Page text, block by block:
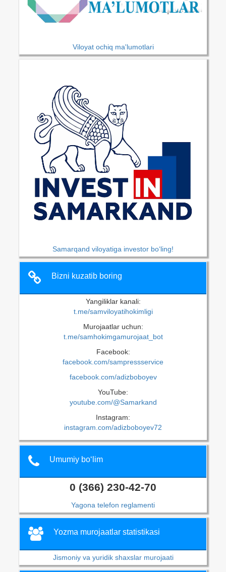
Viloyat ochiq ma'lumotlari
Samarqand viloyatiga investor bo‘ling!
Bizni kuzatib boring
Yangiliklar kanali:
t.me/samviloyatihokimligi
Murojaatlar uchun:
t.me/samhokimgamurojaat_bot
Facebook:
facebook.com/sampressservice
facebook.com/adizboboyev
YouTube:
youtube.com/@Samarkand
Instagram:
instagram.com/adizboboyev72
Umumiy bo‘lim
0 (366) 230-42-70
Yagona telefon reglamenti
Yozma murojaatlar statistikasi
Jismoniy va yuridik shaxslar murojaati